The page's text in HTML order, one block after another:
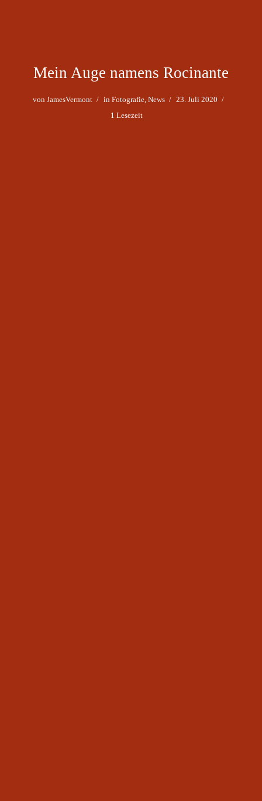
Mein Auge namens Rocinante
vonJamesVermont inFotografie,News
23. Juli 2020
1 Lesezeit